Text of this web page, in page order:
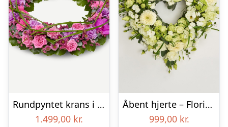
Rundpyntet krans i klassisk stil – pink
1.499,00 kr.
Åbent hjerte – Floristens kreative valg
999,00 kr.